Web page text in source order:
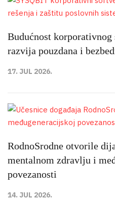
Budućnost
razvija pouzdana i
17. JUL 2026.
RodnoSrodne otvorile
mentalnom zdravlju i
povezanosti
14. JUL 2026.